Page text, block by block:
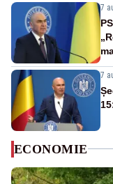
7
7
ECONOMIE